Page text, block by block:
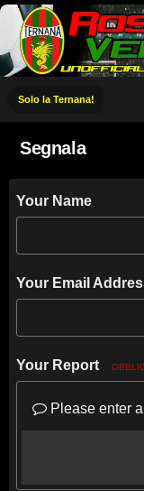
Solo la Ternana!
Segnala
Your Name
Your Email
Your Report
Please enter